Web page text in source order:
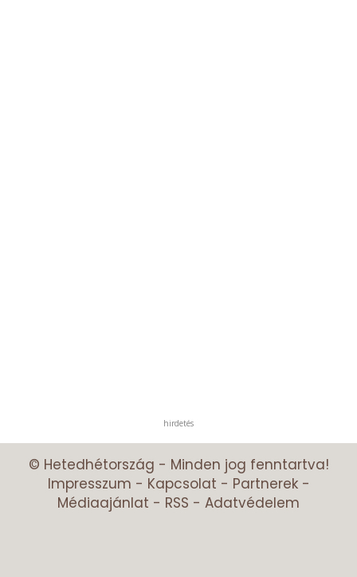
hirdetés
© Hetedhétország - Minden jog fenntartva!
Impresszum - Kapcsolat - Partnerek-
Médiaajánlat - RSS - Adatvédelem